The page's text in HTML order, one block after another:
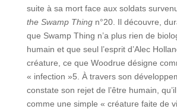
suite à sa mort face aux soldats
the Swamp Thing n°20. Il découvre,
que Swamp Thing n’a plus rien de
humain et que seul l’esprit d’Alec
créature, ce que Woodrue désigne
« infection »5. À travers son
constate son rejet de l’être humain,
comme une simple « créature faite de